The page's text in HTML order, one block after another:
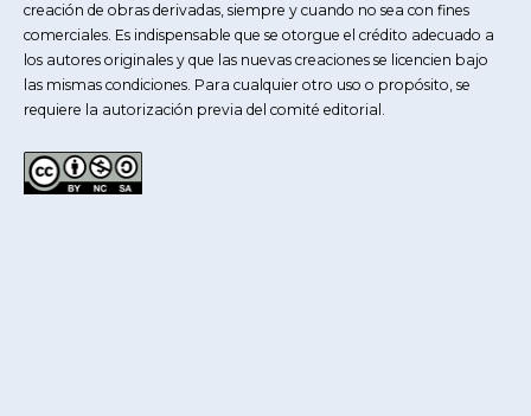
creación de obras derivadas, siempre y cuando no sea con fines
comerciales. Es indispensable que se otorgue el crédito adecuado a
los autores originales y que las nuevas creaciones se licencien bajo
las mismas condiciones. Para cualquier otro uso o propósito, se
requiere la autorización previa del comité editorial.